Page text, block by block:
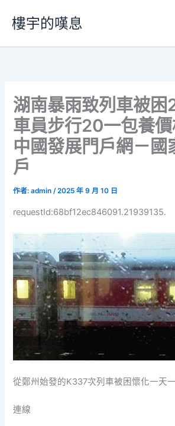
要
樓宇的嘆息
湖南暴雨致列車被困
車員步行20一包養價
中國發展門戶網－國
戶
作者:admin/2025 年 9 月 10 日
requestId:68bf12ec846091.21939135.
從鄭州始發的K337次列車被困懷化一天
連線